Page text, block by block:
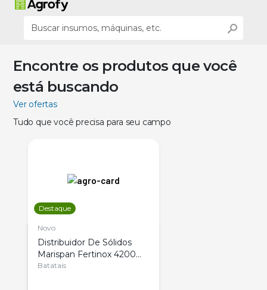
Encontre os produtos que você
está buscando
Ver ofertas
Tudo que você precisa para seu campo
Destaque
Novo
Distribuidor De Sólidos
Marispan Fertinox 4200
Citrus
Batatais